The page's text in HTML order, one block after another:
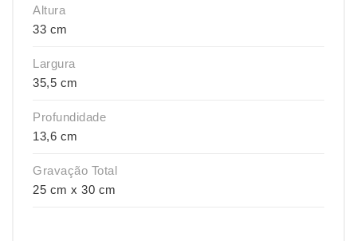
Altura
33 cm
Largura
35,5 cm
Profundidade
13,6 cm
Gravação Total
25 cm x 30 cm